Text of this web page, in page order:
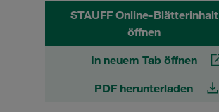
STAUFF Online-Blätterinhalt
öffnen
In neuem Tab öffnen
PDF herunterladen